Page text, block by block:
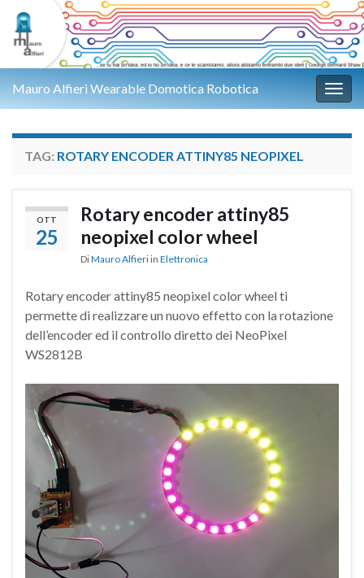
Mauro Alfieri Wearable Domotica Robotica
TAG: ROTARY ENCODER ATTINY85 NEOPIXEL
OTT
25
Rotary encoder attiny85
neopixel color wheel
DiMauro Alfieri in Elettronica
Rotary encoder attiny85 neopixel color wheel ti
permette di realizzare un nuovo effetto con la rotazione
dell’encoder ed il controllo diretto dei NeoPixel
WS2812B